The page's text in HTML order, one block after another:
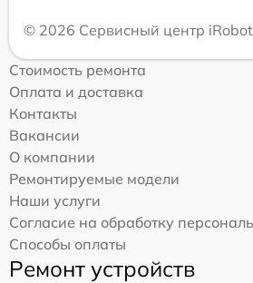
© 2026 Сервисный центр iRobot
Стоимость ремонта
Оплата и доставка
Контакты
Вакансии
О компании
Ремонтируемые модели
Наши услуги
Согласие на обработку
Способы оплаты
Ремонт устройств